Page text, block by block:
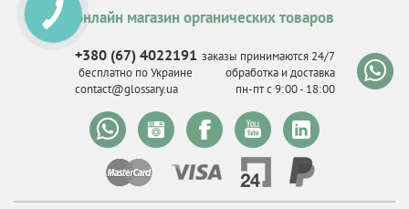
онлайн магазин органических товаров
+380 (67) 4022191
бесплатно по Украине
contact@glossary.ua
заказы принимаются 24/7
обработка и доставка
пн-пт с 9:00 - 18:00
КНОПКА
СВЯЗИ